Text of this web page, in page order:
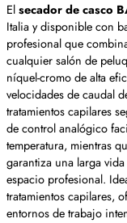
Elsecador de casco
Italia y disponible con
profesional que
cualquier salón de
níquel-cromo de alta
velocidades de caudal
tratamientos capilares
de control analógico
temperatura, mientras
garantiza una larga
espacio profesional.
tratamientos capilares,
entornos de trabajo